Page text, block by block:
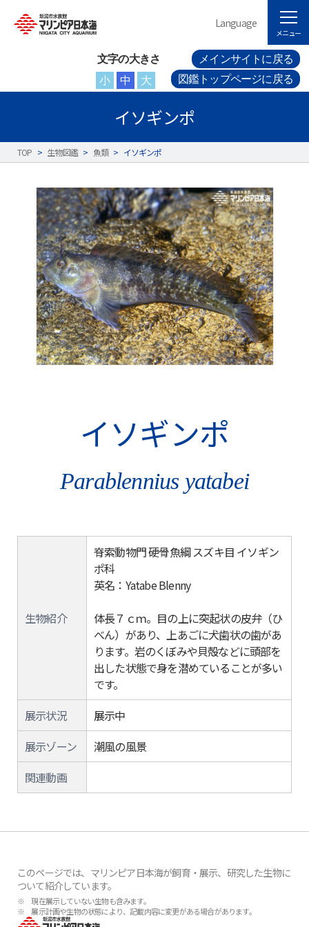
文字の大きさ
小
中 大
メインサイトに戻る
図鑑トップページに戻る
Language
メニュー
イソギンポ
TOP > 生物図鑑 > 魚類 > イソギンポ
イソギンポ
Parablennius yatabei
生物紹介
脊索動物門 硬骨魚綱 スズキ目 イソギン
ポ科
英名：Yatabe Blenny
体長７ｃｍ。目の上に突起状の皮弁（ひ
べん）があり、上あごに犬歯状の歯があ
ります。岩のくぼみや貝殻などに頭部を
出した状態で身を潜めていることが多い
です。
展示状況
展示中
展示ゾーン
潮風の風景
関連動画
このページでは、マリンピア日本海が飼育・展示、研究した生物に
ついて紹介しています。
※ 現在展示していない生物も含みます。
※ 展示計画や生物の状態により、記載内容に変更がある場合があります。